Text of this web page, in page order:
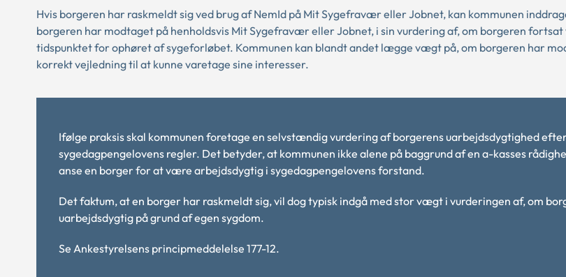
Hvis borgeren har raskmeldt sig ved brug af NemId på Mit Sygefravær eller Jobnet, kan kommunen
borgeren har modtaget på henholdsvis Mit Sygefravær eller Jobnet, i sin vurdering af, om borgeren
tidspunktet for ophøret af sygeforløbet. Kommunen kan blandt andet lægge vægt på, om borgeren har
korrekt vejledning til at kunne varetage sine interesser.
Ifølge praksis skal kommunen foretage en selvstændig vurdering af borgerens uarbejdsdygtighed
sygedagpengelovens regler. Det betyder, at kommunen ikke alene på baggrund af en a-kasses
anse en borger for at være arbejdsdygtig i sygedagpengelovens forstand.
Det faktum, at en borger har raskmeldt sig, vil dog typisk indgå med stor vægt i vurderingen af, om
uarbejdsdygtig på grund af egen sygdom.
Se Ankestyrelsens principmeddelelse 177-12.